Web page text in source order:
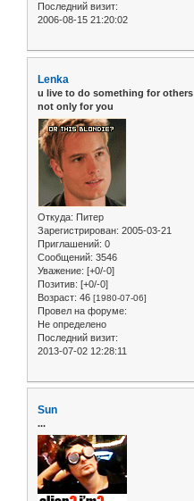
Последний визит:
2006-08-15 21:20:02
Lenka
u live to do something for others
not only for you
Откуда: Питер
Зарегистрирован: 2005-03-21
Приглашений: 0
Сообщений: 3546
Уважение: [+0/-0]
Позитив: [+0/-0]
Возраст: 46 [1980-07-06]
Провел на форуме:
Не определено
Последний визит:
2013-07-02 12:28:11
Sun
...